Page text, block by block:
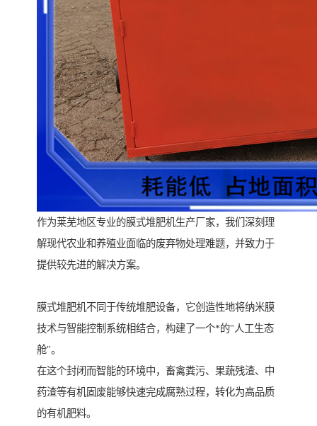
作为莱芜地区专业的膜式堆肥机生产厂家，我们深刻理
解现代农业和养殖业面临的废弃物处理难题，并致力于
提供较先进的解决方案。
膜式堆肥机不同于传统堆肥设备，它创造性地将纳米膜
技术与智能控制系统相结合，构建了一个*的"人工生态
舱"。
在这个封闭而智能的环境中，畜禽粪污、果蔬残渣、中
药渣等有机固废能够快速完成腐熟过程，转化为高品质
的有机肥料。